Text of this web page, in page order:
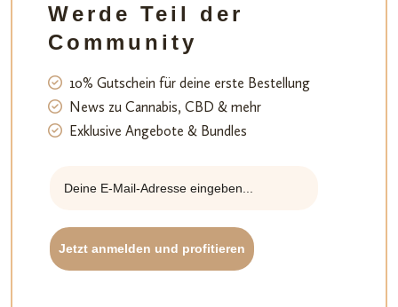
Werde Teil der
Community
10% Gutschein für deine erste Bestellung
News zu Cannabis, CBD & mehr
Exklusive Angebote & Bundles
Jetzt anmelden und profitieren